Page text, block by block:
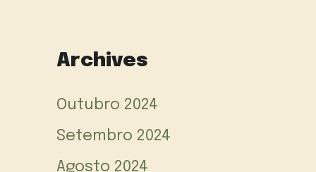
Archives
Outubro 2024
Setembro 2024
Agosto 2024